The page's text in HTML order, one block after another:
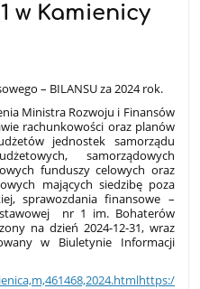
w Kamienicy
– BILANSU za 2024 rok.
Ministra Rozwoju i Finansów
rachunkowości oraz planów
jednostek samorządu
samorządowych
funduszy celowych oraz
mających siedzibę poza
sprawozdania finansowe –
nr 1 im. Bohaterów
na dzień 2024-12-31, wraz
w Biuletynie Informacji